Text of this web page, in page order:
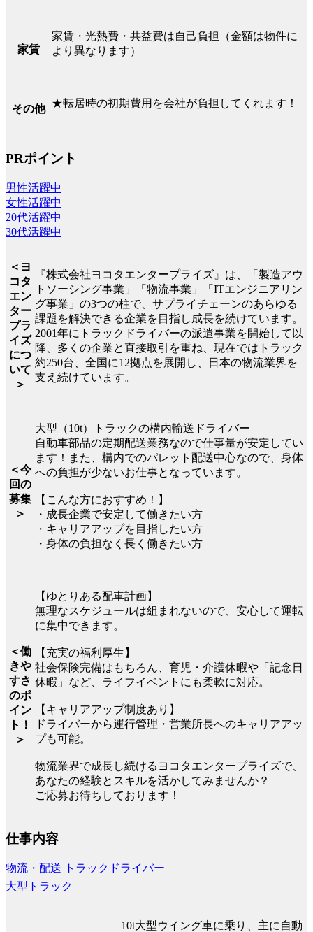
家賃
家賃・光熱費・共益費は自己負担（金額は物件に
より異なります）
その他 ★転居時の初期費用を会社が負担してくれます！
PRポイント
男性活躍中
女性活躍中
20代活躍中
30代活躍中
＜ヨ
コタ
エン
ター
プラ
イズ
につ
いて
＞
『株式会社ヨコタエンタープライズ』は、「製造アウ
トソーシング事業」「物流事業」「ITエンジニアリン
グ事業」の3つの柱で、サプライチェーンのあらゆる
課題を解決できる企業を目指し成長を続けています。
2001年にトラックドライバーの派遣事業を開始して以
降、多くの企業と直接取引を重ね、現在ではトラック
約250台、全国に12拠点を展開し、日本の物流業界を
支え続けています。
＜今
回の
募集
＞
大型（10t）トラックの構内輸送ドライバー
自動車部品の定期配送業務なので仕事量が安定してい
ます！また、構内でのパレット配送中心なので、身体
への負担が少ないお仕事となっています。
【こんな方におすすめ！】
・成長企業で安定して働きたい方
・キャリアアップを目指したい方
・身体の負担なく長く働きたい方
＜働
きや
すさ
のポ
イン
ト！
＞
【ゆとりある配車計画】
無理なスケジュールは組まれないので、安心して運転
に集中できます。
【充実の福利厚生】
社会保険完備はもちろん、育児・介護休暇や「記念日
休暇」など、ライフイベントにも柔軟に対応。
【キャリアアップ制度あり】
ドライバーから運行管理・営業所長へのキャリアアッ
プも可能。
物流業界で成長し続けるヨコタエンタープライズで、
あなたの経験とスキルを活かしてみませんか？
ご応募お待ちしております！
仕事内容
物流・配送
トラックドライバー
大型トラック
10t大型ウイング車に乗り、主に自動